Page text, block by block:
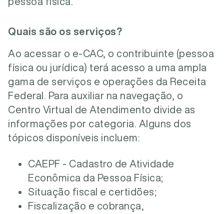
Quais são os serviços?
Ao acessar o e-CAC, o contribuinte (pessoa
física ou jurídica) terá acesso a uma ampla
gama de serviços e operações da Receita
Federal. Para auxiliar na navegação, o
Centro Virtual de Atendimento divide as
informações por categoria. Alguns dos
tópicos disponíveis incluem:
CAEPF - Cadastro de Atividade
Econômica da Pessoa Física;
Situação fiscal e certidões;
Fiscalização e cobrança,